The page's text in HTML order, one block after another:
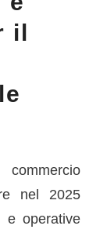
il
nel 2025
e operative